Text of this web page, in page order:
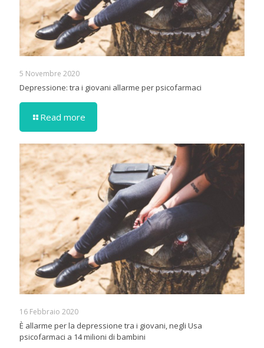
5 Novembre 2020
Depressione: tra i giovani allarme per psicofarmaci
Read more
16 Febbraio 2020
È allarme per la depressione tra i giovani, negli Usa
psicofarmaci a 14 milioni di bambini